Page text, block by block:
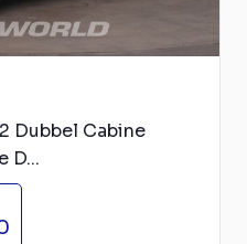
Dubbel Cabine
D...